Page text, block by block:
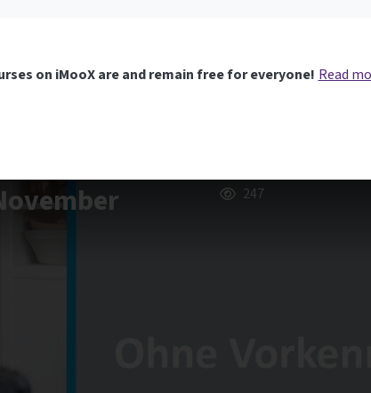
on iMooX are and remain free for everyone! Read
247